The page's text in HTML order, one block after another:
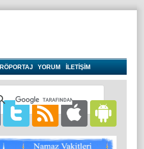
RÖPORTAJ YORUM İLETİŞİM